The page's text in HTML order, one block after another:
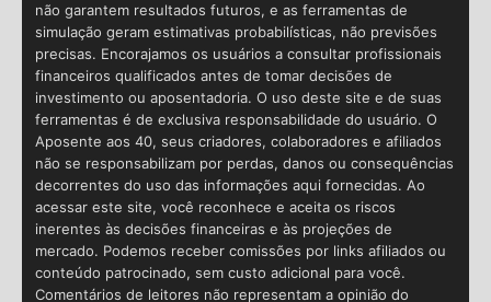
não garantem resultados futuros, e as ferramentas de
simulação geram estimativas probabilísticas, não previsões
precisas. Encorajamos os usuários a consultar profissionais
financeiros qualificados antes de tomar decisões de
investimento ou aposentadoria. O uso deste site e de suas
ferramentas é de exclusiva responsabilidade do usuário. O
Aposente aos 40, seus criadores, colaboradores e afiliados
não se responsabilizam por perdas, danos ou consequências
decorrentes do uso das informações aqui fornecidas. Ao
acessar este site, você reconhece e aceita os riscos
inerentes às decisões financeiras e às projeções de
mercado. Podemos receber comissões por links afiliados ou
conteúdo patrocinado, sem custo adicional para você.
Comentários de leitores não representam a opinião do